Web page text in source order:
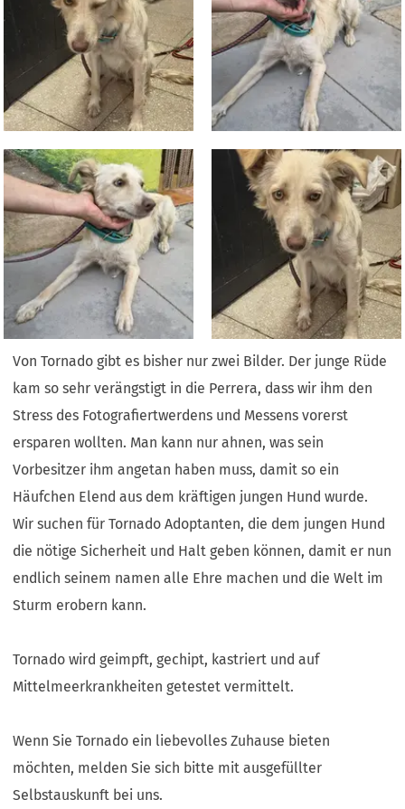
Von Tornado gibt es bisher nur zwei Bilder. Der junge Rüde
kam so sehr verängstigt in die Perrera, dass wir ihm den
Stress des Fotografiertwerdens und Messens vorerst
ersparen wollten. Man kann nur ahnen, was sein
Vorbesitzer ihm angetan haben muss, damit so ein
Häufchen Elend aus dem kräftigen jungen Hund wurde.
Wir suchen für Tornado Adoptanten, die dem jungen Hund
die nötige Sicherheit und Halt geben können, damit er nun
endlich seinem namen alle Ehre machen und die Welt im
Sturm erobern kann.
Tornado wird geimpft, gechipt, kastriert und auf
Mittelmeerkrankheiten getestet vermittelt.
Wenn Sie Tornado ein liebevolles Zuhause bieten
möchten, melden Sie sich bitte mit ausgefüllter
Selbstauskunft bei uns.